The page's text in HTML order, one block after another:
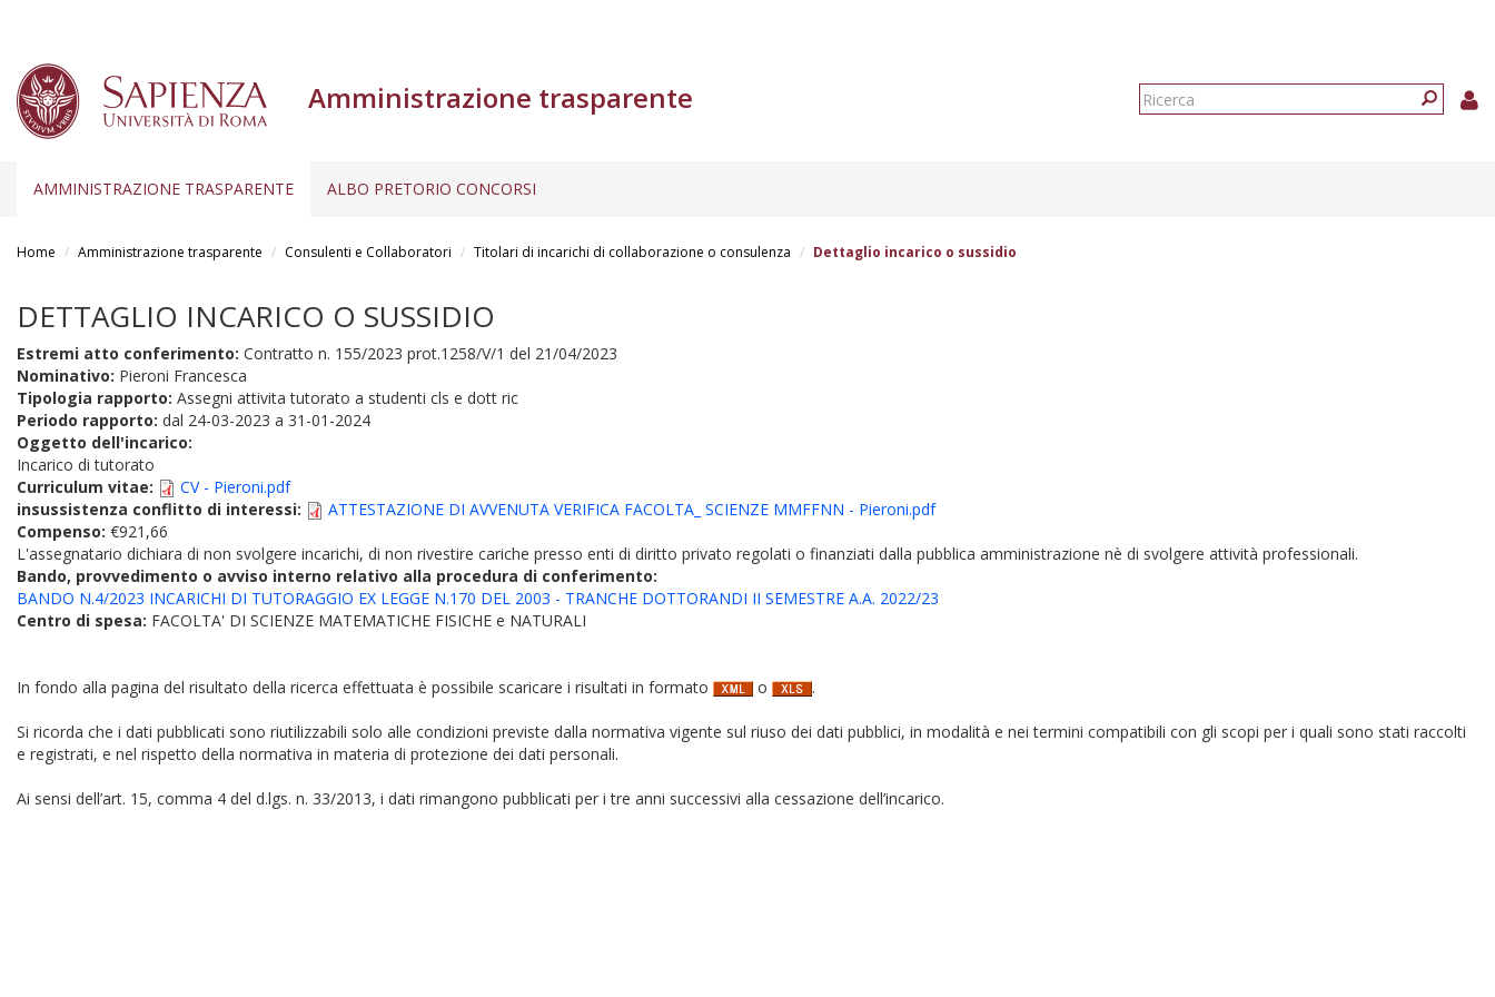
Amministrazione trasparente
Form
AMMINISTRAZIONE TRASPARENTE ALBO PRETORIO CONCORSI
Home Amministrazione trasparente Consulenti e Collaboratori Titolari di incarichi di collaborazione o consulenza Dettaglio incarico o sussidio
DETTAGLIO INCARICO O SUSSIDIO
Estremi atto conferimento: Contratto n. 155/2023 prot.1258/V/1 del 21/04/2023
Nominativo: Pieroni Francesca
Tipologia rapporto: Assegni attivita tutorato a studenti cls e dott ric
Periodo rapporto: dal 24-03-2023 a 31-01-2024
Oggetto dell'incarico:
Incarico di tutorato
Curriculum vitae:
CV - Pieroni.pdf
insussistenza conflitto di interessi:
ATTESTAZIONE DI AVVENUTA VERIFICA FACOLTA_ SCIENZE MMFFNN - Pieroni.pdf
Compenso: €921,66
L'assegnatario dichiara di non svolgere incarichi, di non rivestire cariche presso enti di diritto privato regolati o finanziati dalla pubblica amministrazione nè di svolgere attività professionali.
Bando, provvedimento o avviso interno relativo alla procedura di conferimento:
BANDO N.4/2023 INCARICHI DI TUTORAGGIO EX LEGGE N.170 DEL 2003 - TRANCHE DOTTORANDI II SEMESTRE A.A. 2022/23
Centro di spesa: FACOLTA' DI SCIENZE MATEMATICHE FISICHE e NATURALI
In fondo alla pagina del risultato della ricerca effettuata è possibile scaricare i risultati in formato o .
Si ricorda che i dati pubblicati sono riutilizzabili solo alle condizioni previste dalla normativa vigente sul riuso dei dati pubblici, in modalità e nei termini compatibili con gli scopi per i quali sono stati raccolti
e registrati, e nel rispetto della normativa in materia di protezione dei dati personali.
Ai sensi dell’art. 15, comma 4 del d.lgs. n. 33/2013, i dati rimangono pubblicati per i tre anni successivi alla cessazione dell’incarico.